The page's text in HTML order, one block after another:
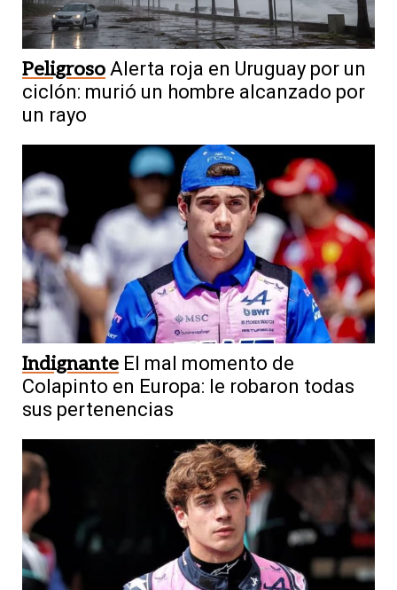
Peligroso Alerta roja en Uruguay por un
ciclón: murió un hombre alcanzado por
un rayo
Indignante El mal momento de
Colapinto en Europa: le robaron todas
sus pertenencias